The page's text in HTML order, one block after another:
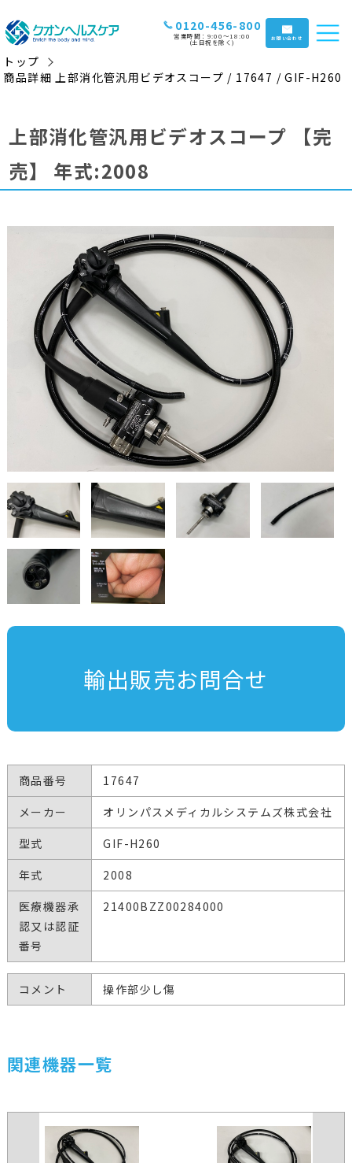
0120-456-800
営業時間：9:00〜18:00
(土日祝を除く) お問い合わせ
トップ
商品詳細 上部消化管汎用ビデオスコープ / 17647 / GIF-H260
上部消化管汎用ビデオスコープ
【完
売】
年式:2008
輸出販売お問合せ
商品番号
17647
メーカー
オリンパスメディカルシステムズ株式会社
型式
GIF-H260
年式
2008
医療機器承
認又は認証
番号
21400BZZ00284000
コメント 操作部少し傷
関連機器一覧